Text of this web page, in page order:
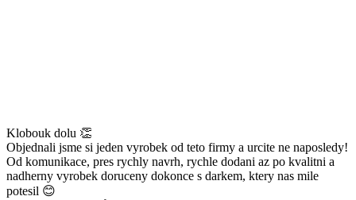
Klobouk dolu 👏
Objednali jsme si jeden vyrobek od teto firmy a urcite ne naposledy!
Od komunikace, pres rychly navrh, rychle dodani az po kvalitni a
nadherny vyrobek doruceny dokonce s darkem, ktery nas mile
potesil 😊